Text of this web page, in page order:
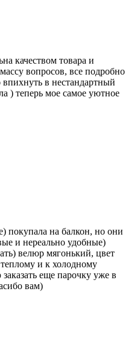
качеством товара и
вопросов, все подробно
в нестандартный
) теперь мое самое уютное
покупала на балкон, но они
и нереально удобные)
велюр мягонький, цвет
и к холодному
еще парочку уже в
вам)